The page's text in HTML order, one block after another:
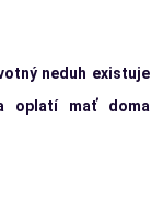
neduh existuje
oplatí mať doma